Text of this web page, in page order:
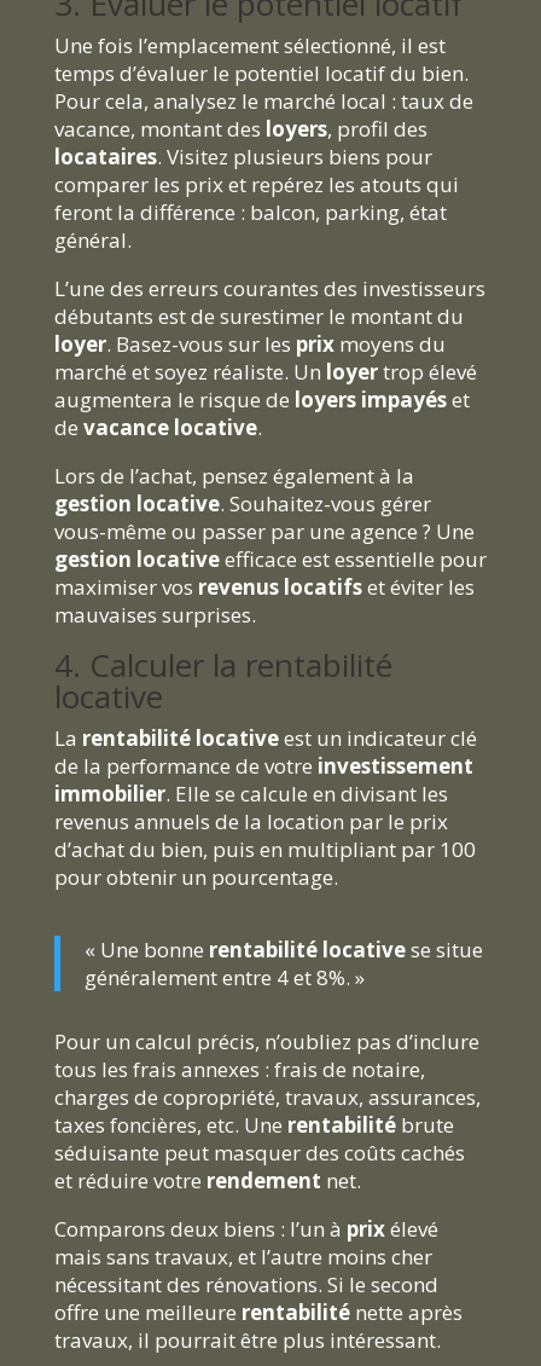
Une fois l’emplacement sélectionné, il est
temps d’évaluer le potentiel locatif du bien.
Pour cela, analysez le marché local : taux de
vacance, montant des loyers, profil des
locataires. Visitez plusieurs biens pour
comparer les prix et repérez les atouts qui
feront la différence : balcon, parking, état
général.
L’une des erreurs courantes des investisseurs
débutants est de surestimer le montant du
loyer. Basez-vous sur les prixmoyens du
marché et soyez réaliste. Un loyertrop élevé
augmentera le risque de loyers impayéset
de vacance locative.
Lors de l’achat, pensez également à la
gestion locative. Souhaitez-vous gérer
vous-même ou passer par une agence ? Une
gestion locativeefficace est essentielle pour
maximiser vos revenus locatifset éviter les
mauvaises surprises.
4. Calculer la rentabilité
locative
La rentabilité locativeest un indicateur clé
de la performance de votre investissement
immobilier. Elle se calcule en divisant les
revenus annuels de la location par le prix
d’achat du bien, puis en multipliant par 100
pour obtenir un pourcentage.
« Une bonne rentabilité locativese situe
généralement entre 4 et 8%. »
Pour un calcul précis, n’oubliez pas d’inclure
tous les frais annexes : frais de notaire,
charges de copropriété, travaux, assurances,
taxes foncières, etc. Une rentabilitébrute
séduisante peut masquer des coûts cachés
et réduire votre rendement net.
Comparons deux biens : l’un à prixélevé
mais sans travaux, et l’autre moins cher
nécessitant des rénovations. Si le second
offre une meilleure rentabiliténette après
travaux, il pourrait être plus intéressant.